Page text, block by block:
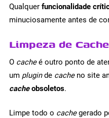
Qualquer funcionalidade
minuciosamente antes de
Limpeza de
O cacheé outro ponto de
um pluginde cacheno site
cacheobsoletos.
Limpe todo o cachegerado